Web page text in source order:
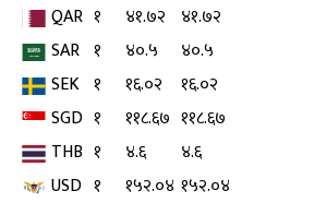
QAR १ ४१.७२ ४१.७२
SAR १ ४०.५
४०.५
SEK १ १६.०२
१६.०२
SGD १ ११८.६७ ११८.६७
THB १ ४.६
४.६
USD १ १५२.०४ १५२.०४